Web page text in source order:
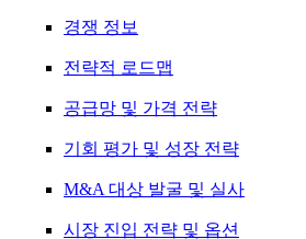
경쟁 정보
전략적 로드맵
공급망 및 가격 전략
기회 평가 및 성장 전략
M&A 대상 발굴 및 실사
시장 진입 전략 및 옵션